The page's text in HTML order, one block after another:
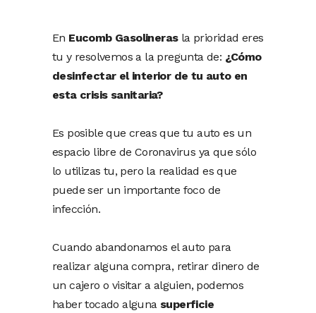
En Eucomb Gasolinerasla prioridad eres
tu y resolvemos a la pregunta de: ¿Cómo
desinfectar el interior de tu auto en
esta crisis sanitaria?
Es posible que creas que tu auto es un
espacio libre de Coronavirus ya que sólo
lo utilizas tu, pero la realidad es que
puede ser un importante foco de
infección.
Cuando abandonamos el auto para
realizar alguna compra, retirar dinero de
un cajero o visitar a alguien, podemos
haber tocado alguna superficie